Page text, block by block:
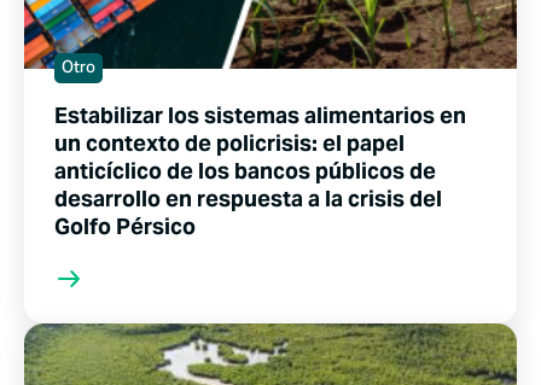
Otro
Estabilizar los sistemas alimentarios en
un contexto de policrisis: el papel
anticíclico de los bancos públicos de
desarrollo en respuesta a la crisis del
Golfo Pérsico